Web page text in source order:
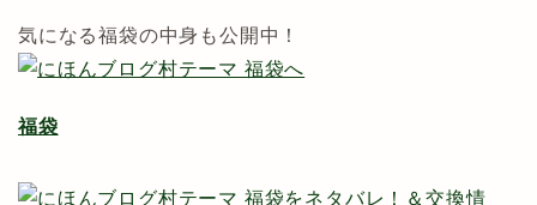
気になる福袋の中身も公開中！
福袋